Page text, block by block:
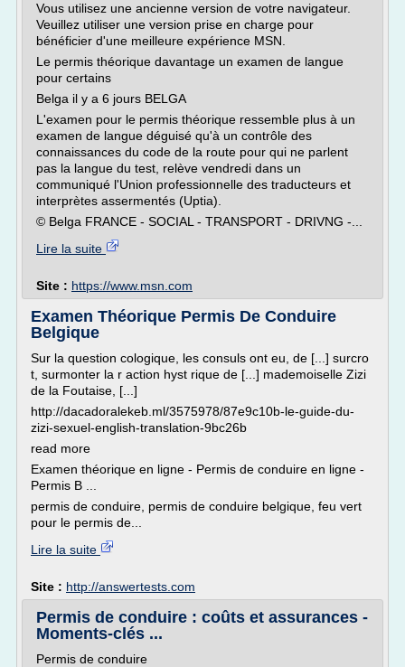
Vous utilisez une ancienne version de votre navigateur.
Veuillez utiliser une version prise en charge pour
bénéficier d'une meilleure expérience MSN.
Le permis théorique davantage un examen de langue
pour certains
Belga il y a 6 jours BELGA
L'examen pour le permis théorique ressemble plus à un
examen de langue déguisé qu'à un contrôle des
connaissances du code de la route pour qui ne parlent
pas la langue du test, relève vendredi dans un
communiqué l'Union professionnelle des traducteurs et
interprètes assermentés (Uptia).
© Belga FRANCE - SOCIAL - TRANSPORT - DRIVNG -...
Lire la suite
Site : https://www.msn.com
Examen Théorique Permis De Conduire
Belgique
Sur la question cologique, les consuls ont eu, de [...] surcro
t, surmonter la r action hyst rique de [...] mademoiselle Zizi
de la Foutaise, [...]
http://dacadoralekeb.ml/3575978/87e9c10b-le-guide-du-
zizi-sexuel-english-translation-9bc26b
read more
Examen théorique en ligne - Permis de conduire en ligne -
Permis B ...
permis de conduire, permis de conduire belgique, feu vert
pour le permis de...
Lire la suite
Site : http://answertests.com
Permis de conduire : coûts et assurances -
Moments-clés ...
Permis de conduire